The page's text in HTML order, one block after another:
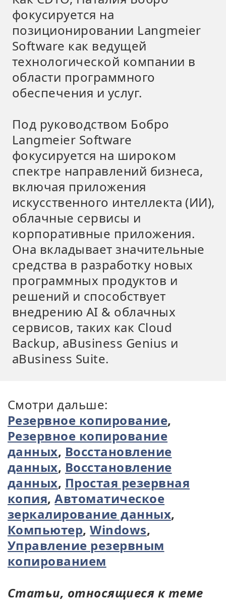
фокусируется на
позиционировании Langmeier
Software как ведущей
технологической компании в
области программного
обеспечения и услуг.
Под руководством Бобро
Langmeier Software
фокусируется на широком
спектре направлений бизнеса,
включая приложения
искусственного интеллекта (ИИ),
облачные сервисы и
корпоративные приложения.
Она вкладывает значительные
средства в разработку новых
программных продуктов и
решений и способствует
внедрению AI & облачных
сервисов, таких как Cloud
Backup, aBusiness Genius и
aBusiness Suite.
Смотри дальше:
Резервное копирование,
Резервное копирование
данных, Восстановление
данных, Восстановление
данных, Простая резервная
копия,Автоматическое
зеркалирование данных,
Компьютер,Windows,
Управление резервным
копированием
Статьи, относящиеся к теме